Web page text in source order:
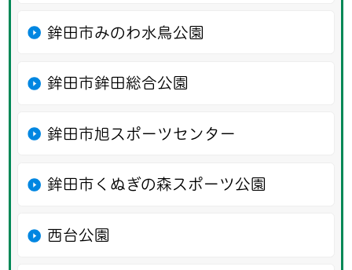
鉾田市みのわ水鳥公園
鉾田市鉾田総合公園
鉾田市旭スポーツセンター
鉾田市くぬぎの森スポーツ公園
西台公園